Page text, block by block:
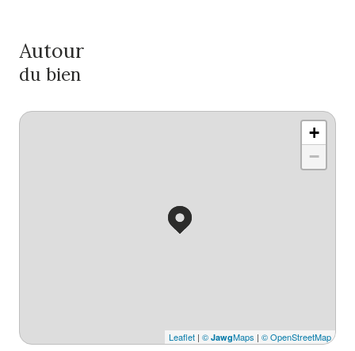
Autour
du bien
+
−
Leaflet | © JawgMaps | © OpenStreetMap